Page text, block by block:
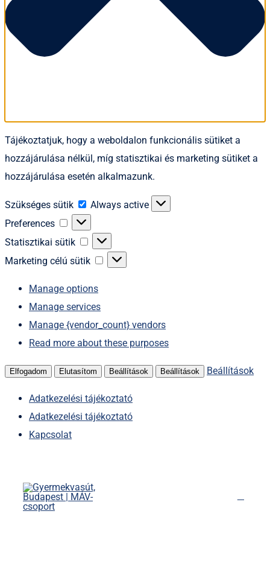
Tájékoztatjuk, hogy a weboldalon funkcionális sütiket a
hozzájárulása nélkül, míg statisztikai és marketing sütiket a
hozzájárulása esetén alkalmazunk.
Szükséges sütik
Szükséges
Always active
Preferences
Preferences
Statisztikai sütik
Statisztikai
sütik
Marketing célú sütik
Marketing
Manage options
Manage services
Manage {vendor_count} vendors
Read more about these purposes
Elfogadom Elutasítom Beállítások Beállítások Beállítások
Adatkezelési tájékoztató
Adatkezelési tájékoztató
Kapcsolat